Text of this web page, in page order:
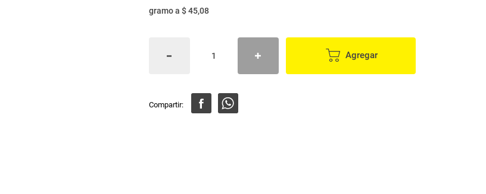
gramoa $ 45,08
Agregar